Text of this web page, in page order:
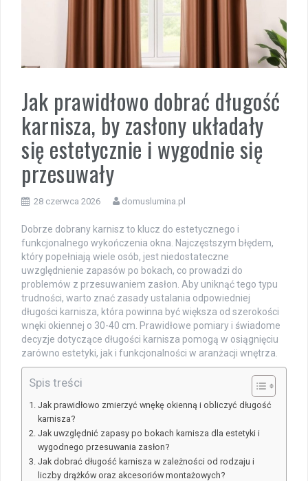
Jak prawidłowo dobrać długość
karnisza, by zasłony układały
się estetycznie i wygodnie się
przesuwały
28 czerwca 2026 domuslumina.pl
Dobrze dobrany karnisz to klucz do estetycznego i
funkcjonalnego wykończenia okna. Najczęstszym błędem,
który popełniają wiele osób, jest niedostateczne
uwzględnienie zapasów po bokach, co prowadzi do
problemów z przesuwaniem zasłon. Aby uniknąć tego typu
trudności, warto znać zasady ustalania odpowiedniej
długości karnisza, która powinna być większa od szerokości
wnęki okiennej o 30-40 cm. Prawidłowe pomiary i świadome
decyzje dotyczące długości karnisza pomogą w osiągnięciu
zarówno estetyki, jak i funkcjonalności w aranżacji wnętrza.
Spis treści
Jak prawidłowo zmierzyć wnękę okienną i obliczyć długość
karnisza?
Jak uwzględnić zapasy po bokach karnisza dla estetyki i
wygodnego przesuwania zasłon?
Jak dobrać długość karnisza w zależności od rodzaju i
liczby drążków oraz akcesoriów montażowych?